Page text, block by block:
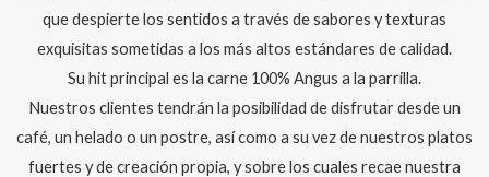
que despierte los sentidos a través de sabores y texturas
exquisitas sometidas a los más altos estándares de calidad.
Su hit principal es la carne 100% Angus a la parrilla.
Nuestros clientes tendrán la posibilidad de disfrutar desde un
café, un helado o un postre, así como a su vez de nuestros platos
fuertes y de creación propia, y sobre los cuales recae nuestra